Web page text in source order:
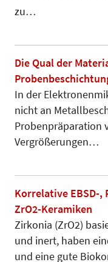
zu…
Die Qual der
In der
nicht an
Probenpräparation
Vergrößerungen…
Korrelative EBSD-,
ZrO2-Keramiken
Zirkonia (ZrO2)
und inert, haben
und eine gute